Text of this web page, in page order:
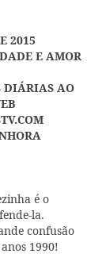
2015
E AMOR
DIÁRIAS AO
é o
la.
confusão
1990!